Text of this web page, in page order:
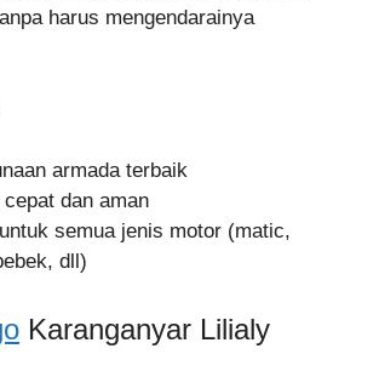
harus mengendarainya
armada terbaik
dan aman
semua jenis motor (matic,
dll)
Karanganyar Lilialy